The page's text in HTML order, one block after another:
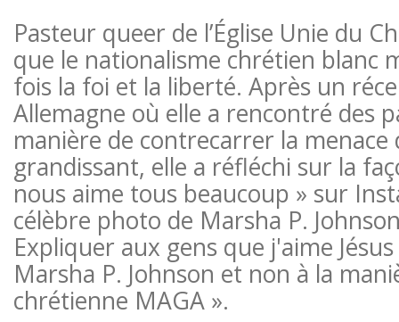
Pasteur queer de l’Église Unie du
que le nationalisme chrétien blanc
fois la foi et la liberté. Après un
Allemagne où elle a rencontré des
manière de contrecarrer la
grandissant, elle a réfléchi sur la
nous aime tous beaucoup » sur
célèbre photo de Marsha P.
Expliquer aux gens que j'aime
Marsha P. Johnson et non à la
chrétienne MAGA ».